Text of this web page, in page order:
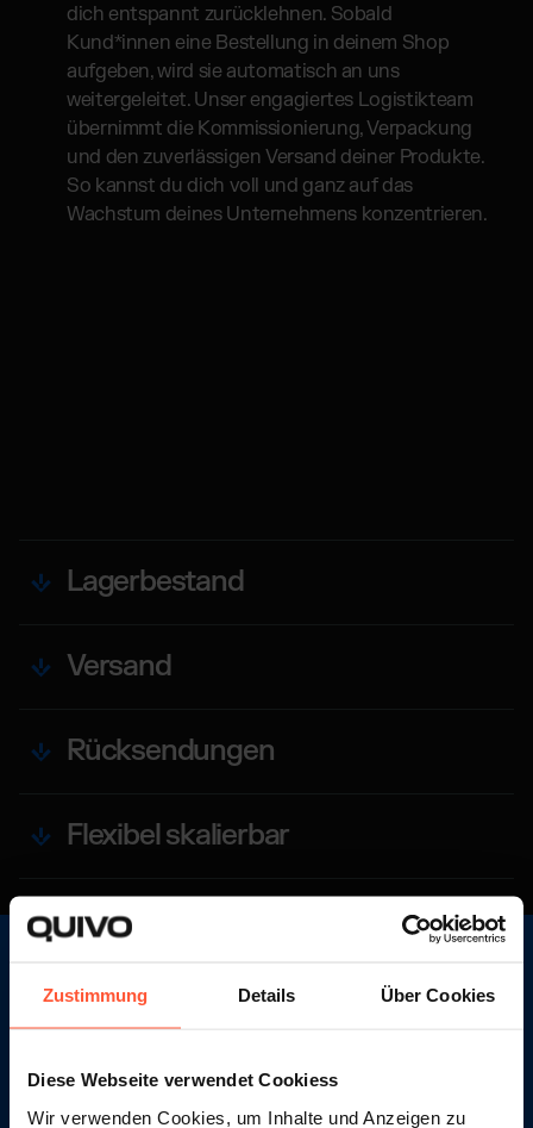
Zustimmung Details Über Cookies
Diese Webseite verwendet Cookiess
Wir verwenden Cookies, um Inhalte und Anzeigen zu
dich entspannt zurücklehnen. Sobald
Kund*innen eine Bestellung in deinem Shop
aufgeben, wird sie automatisch an uns
weitergeleitet. Unser engagiertes Logistikteam
übernimmt die Kommissionierung, Verpackung
und den zuverlässigen Versand deiner Produkte.
So kannst du dich voll und ganz auf das
Wachstum deines Unternehmens konzentrieren.
Lagerbestand
Versand
Rücksendungen
Flexibel skalierbar
JAHRELANGE ERFAHRUNG
Wix Spezialist
Wir blicken auf eine erfolgreiche Zusammenarbeit
mit hunderten von Wix Shops.